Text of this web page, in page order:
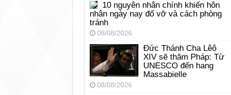
10 nguyên nhân chính khiến hôn
nhân ngày nay đổ vỡ và cách phòng
tránh
08/08/2026
Đức Thánh Cha Lêô
XIV sẽ thăm Pháp: Từ
UNESCO đến hang
Massabielle
08/08/2026